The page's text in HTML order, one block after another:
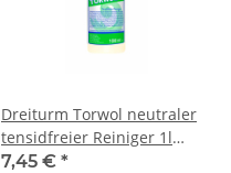
Dreiturm Torwol neutraler
tensidfreier Reiniger 1l
/Flasche
7,45 € *